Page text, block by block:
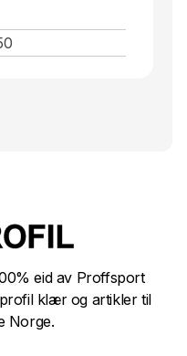
eid av Proffsport
klær og artikler til
Norge.